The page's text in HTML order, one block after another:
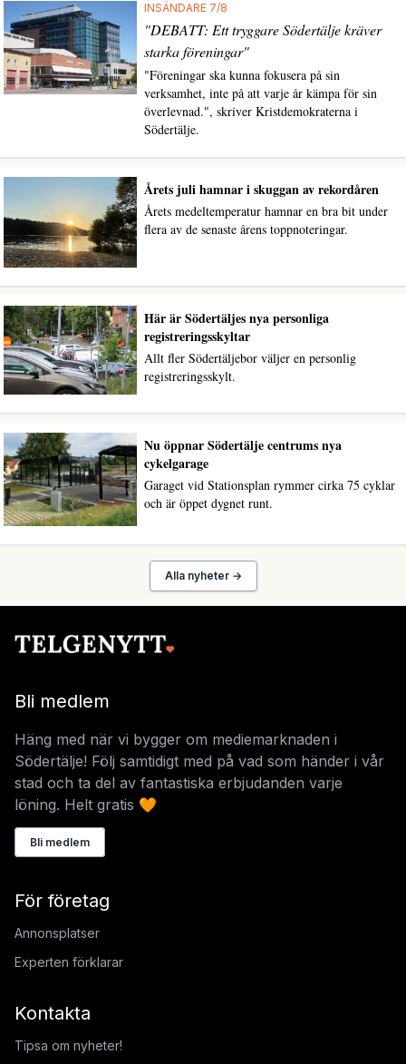
INSÄNDARE 7/8
"DEBATT: Ett tryggare Södertälje kräver
starka föreningar"
"Föreningar ska kunna fokusera på sin
verksamhet, inte på att varje år kämpa för sin
överlevnad.", skriver Kristdemokraterna i
Södertälje.
Årets juli hamnar i skuggan av rekordåren
Årets medeltemperatur hamnar en bra bit under
flera av de senaste årens toppnoteringar.
Här är Södertäljes nya personliga
registreringsskyltar
Allt fler Södertäljebor väljer en personlig
registreringsskylt.
Nu öppnar Södertälje centrums nya
cykelgarage
Garaget vid Stationsplan rymmer cirka 75 cyklar
och är öppet dygnet runt.
Alla nyheter →
Bli medlem
Häng med när vi bygger om mediemarknaden i
Södertälje! Följ samtidigt med på vad som händer i vår
stad och ta del av fantastiska erbjudanden varje
löning. Helt gratis 🧡
Bli medlem
För företag
Annonsplatser
Experten förklarar
Kontakta
Tipsa om nyheter!